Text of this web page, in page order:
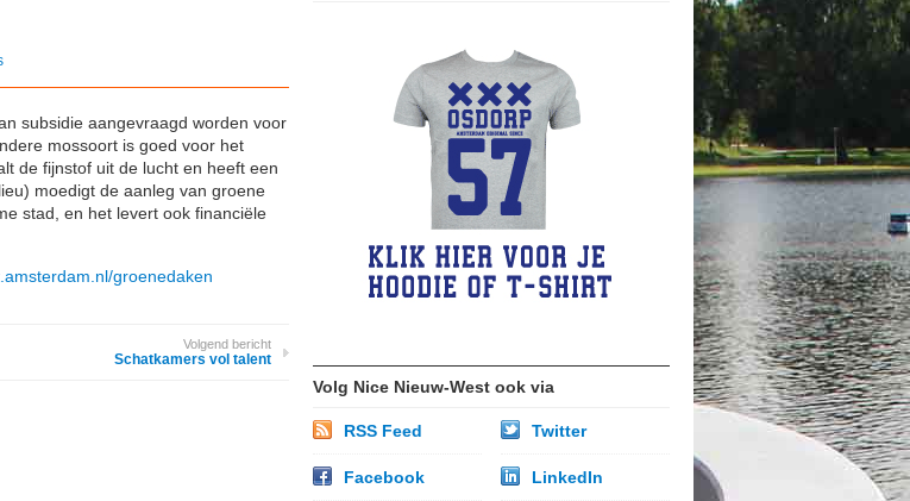
subsidie aangevraagd worden voor
mossoort is goed voor het
de fijnstof uit de lucht en heeft een
moedigt de aanleg van groene
stad, en het levert ook financiële
groenedaken
Volgend bericht
Schatkamers vol talent
Volg Nice Nieuw-West ook via
RSS Feed Twitter
Facebook LinkedIn